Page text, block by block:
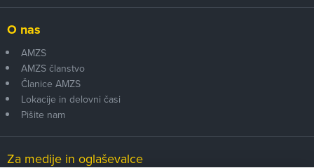
O nas
AMZS
AMZS članstvo
Članice AMZS
Lokacije in delovni časi
Pišite nam
Za medije in oglaševalce